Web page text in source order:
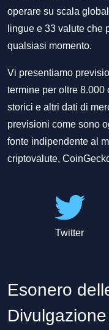
operare su scala
lingue e 33 valute che
qualsiasi momento.
Vi presentiamo
termine per oltre 8.000
storici e altri dati di
previsioni come sono
fonte indipendente al
criptovalute,
Twitter
Esonero
Divulgazione